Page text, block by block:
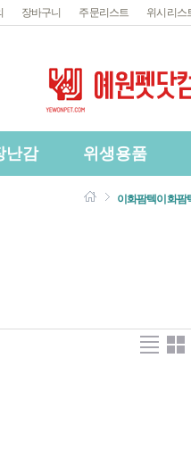
장바구니 주문리스트 위시리스
난감 위생용품
이화팜텍이화팜